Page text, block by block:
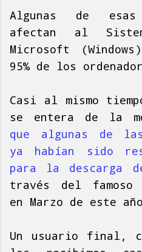
Algunas de esas
afectan al
Microsoft
95% de los
Casi al mismo
se entera de la
que algunas de
ya habían sido
para la descarga
través del famoso
en Marzo de este
Un usuario final,